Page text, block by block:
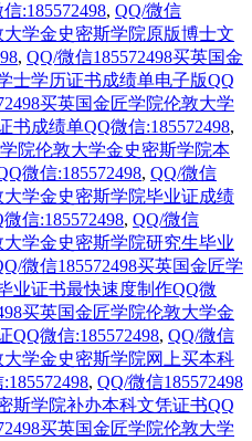
:185572498, QQ/微信
大学金史密斯学院原版博士文
, QQ/微信185572498买英国金
士学历证书成绩单电子版QQ
买英国金匠学院伦敦大学
成绩单QQ微信:185572498,
院伦敦大学金史密斯学院本
微信:185572498, QQ/微信
大学金史密斯学院毕业证成绩
信:185572498, QQ/微信
大学金史密斯学院研究生毕业
微信185572498买英国金匠学
业证书最快速度制作QQ微
买英国金匠学院伦敦大学金
QQ微信:185572498, QQ/微信
大学金史密斯学院网上买本科
, QQ/微信185572498
斯学院补办本科文凭证书QQ
买英国金匠学院伦敦大学